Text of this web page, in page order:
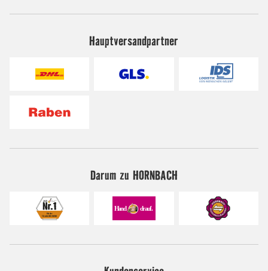
Hauptversandpartner
Darum zu HORNBACH